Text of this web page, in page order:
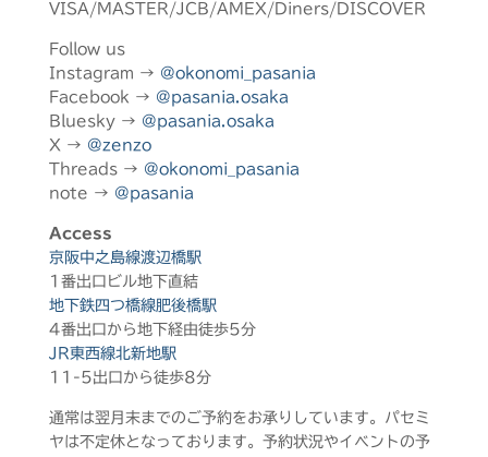
VISA/MASTER/JCB/AMEX/Diners/DISCOVER
Follow us
Instagram → @okonomi_pasania
Facebook → @pasania.osaka
Bluesky → @pasania.osaka
X → @zenzo
Threads → @okonomi_pasania
note → @pasania
Access
京阪中之島線渡辺橋駅
1番出口ビル地下直結
地下鉄四つ橋線肥後橋駅
4番出口から地下経由徒歩5分
JR東西線北新地駅
11-5出口から徒歩8分
通常は翌月末までのご予約をお承りしています。パセミ
ヤは不定休となっております。予約状況やイベントの予